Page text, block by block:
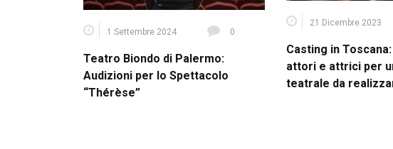
1 Settembre 2024 0
Teatro Biondo di Palermo:
Audizioni per lo Spettacolo
“Thérèse”
21 Dicembre 2023
Casting in
attori e attrici per
teatrale da